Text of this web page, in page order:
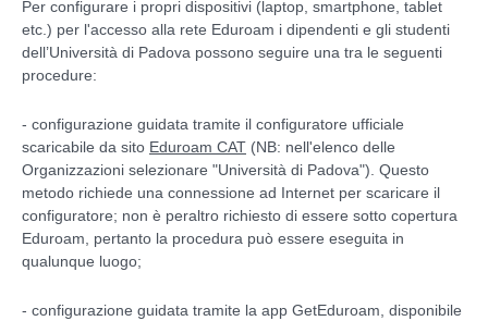
Per configurare i propri dispositivi (laptop, smartphone, tablet
etc.) per l'accesso alla rete Eduroam i dipendenti e gli studenti
dell’Università di Padova possono seguire una tra le seguenti
procedure:
- configurazione guidata tramite il configuratore ufficiale
scaricabile da sito Eduroam CAT (NB: nell'elenco delle
Organizzazioni selezionare "Università di Padova"). Questo
metodo richiede una connessione ad Internet per scaricare il
configuratore; non è peraltro richiesto di essere sotto copertura
Eduroam, pertanto la procedura può essere eseguita in
qualunque luogo;
- configurazione guidata tramite la app GetEduroam, disponibile